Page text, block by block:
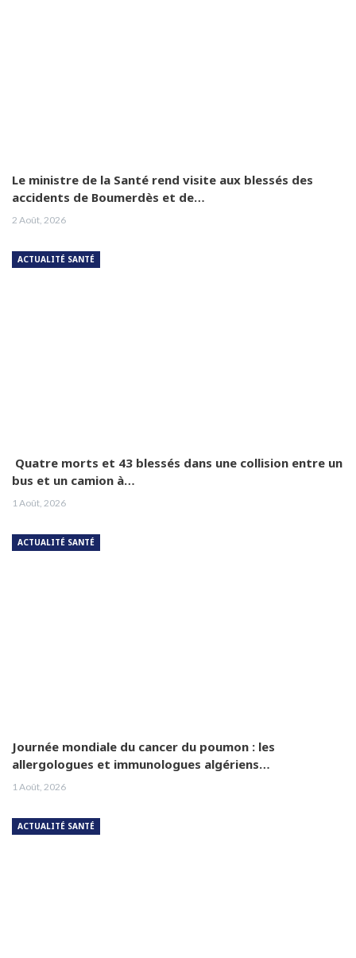
Le ministre de la Santé rend visite aux blessés des
accidents de Boumerdès et de…
2 Août, 2026
ACTUALITÉ SANTÉ
Quatre morts et 43 blessés dans une collision entre un
bus et un camion à…
1 Août, 2026
ACTUALITÉ SANTÉ
Journée mondiale du cancer du poumon : les
allergologues et immunologues algériens…
1 Août, 2026
ACTUALITÉ SANTÉ